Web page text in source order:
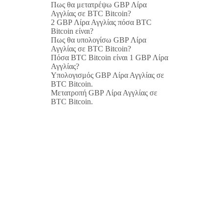
Πως θα μετατρέψω GBP Λίρα
Αγγλίας σε BTC Bitcoin?
2 GBP Λίρα Αγγλίας πόσα BTC
Bitcoin είναι?
Πως θα υπολογίσω GBP Λίρα
Αγγλίας σε BTC Bitcoin?
Πόσα BTC Bitcoin είναι 1 GBP Λίρα
Αγγλίας?
Υπολογισμός GBP Λίρα Αγγλίας σε
BTC Bitcoin.
Μετατροπή GBP Λίρα Αγγλίας σε
BTC Bitcoin.